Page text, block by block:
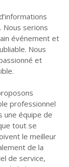
Nous serions
événement et
Nous
et
professionnel
une équipe de
tout se
le meilleur
de la
de service,